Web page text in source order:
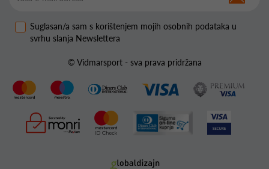
Suglasan/a sam s korištenjem mojih osobnih podataka u
svrhu slanja Newslettera
© Vidmarsport - sva prava pridržana